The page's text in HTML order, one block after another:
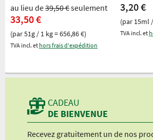
au lieu de39,50 €seulement
33,50 €
(par 51g / 1 kg = 656,86 €)
TVA incl. et hors frais d'expédition
3,20 €
(par 15ml
TVA incl. et
CADEAU
DE BIENVENUE
Recevez gratuitement un de nos